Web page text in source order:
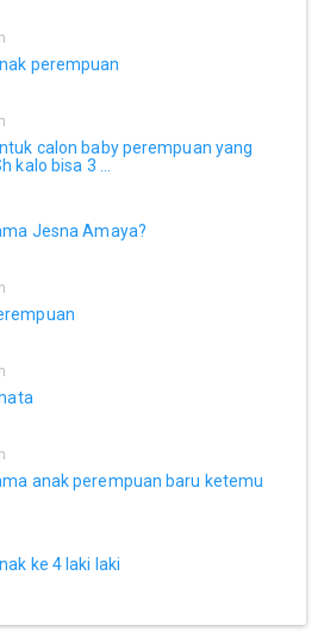
perempuan
calon baby perempuan yang
kalo bisa 3 ...
Jesna Amaya?
anak perempuan baru ketemu
ke 4 laki laki